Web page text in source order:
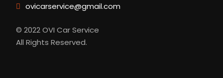
ovicarservice@gmail.com
© 2022 OVI Car Service
All Rights Reserved.